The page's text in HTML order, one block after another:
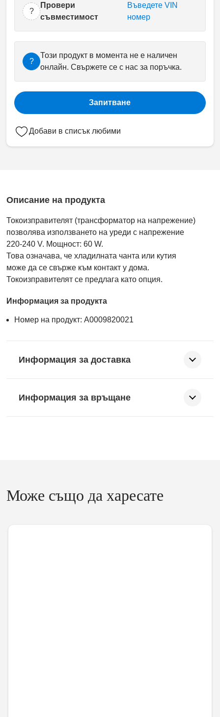
?
Провери
съвместимост
Въведете VIN
номер
?
Този продукт в момента не е наличен
онлайн. Свържете се с нас за поръчка.
Запитване
Добави в списък любими
Описание на продукта
Токоизправителят (трансформатор на напрежение)
позволява използването на уреди с напрежение
220-240 V. Мощност: 60 W.
Това означава, че хладилната чанта или кутия
може да се свърже към контакт у дома.
Токоизправителят се предлага като опция.
Информация за продукта
Номер на продукт: A0009820021
Информация за доставка
Информация за връщане
Може също да харесате